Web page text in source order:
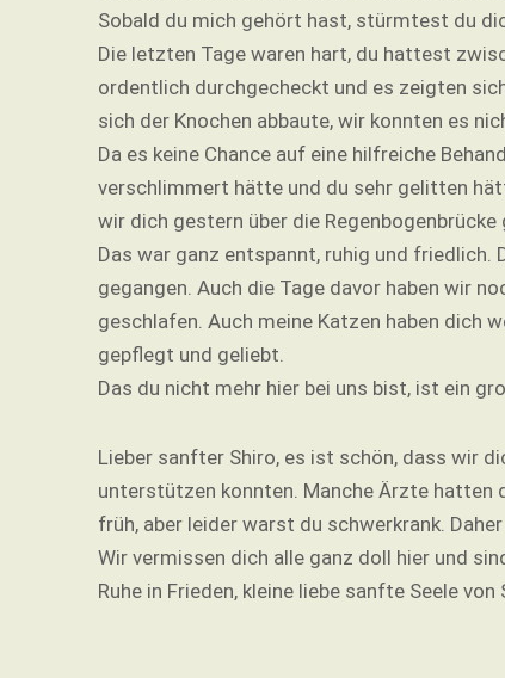
Sobald du mich gehört hast, stürmtest du
Die letzten Tage waren hart, du hattest
ordentlich durchgecheckt und es zeigten
sich der Knochen abbaute, wir konnten es
Da es keine Chance auf eine hilfreiche
verschlimmert hätte und du sehr gelitten
wir dich gestern über die Regenbogenbrücke
Das war ganz entspannt, ruhig und
gegangen. Auch die Tage davor haben wir
geschlafen. Auch meine Katzen haben dich
gepflegt und geliebt.
Das du nicht mehr hier bei uns bist, ist ein
Lieber sanfter Shiro, es ist schön, dass wir
unterstützen konnten. Manche Ärzte hatten
früh, aber leider warst du schwerkrank.
Wir vermissen dich alle ganz doll hier und
Ruhe in Frieden, kleine liebe sanfte Seele